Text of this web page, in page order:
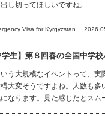
し切ってほしいですね。
Visa for Kyrgyzstan
学生】第８回春の全国中学
う大規模なイベントって、
大変そうですよね。人数も
なります。見た感じだとス